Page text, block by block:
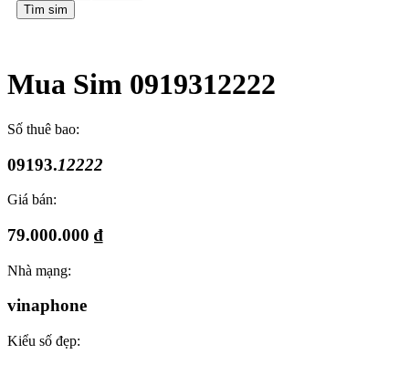
Tìm sim
Mua Sim 0919312222
Số thuê bao:
09193.12222
Giá bán:
79.000.000 ₫
Nhà mạng:
vinaphone
Kiểu số đẹp: